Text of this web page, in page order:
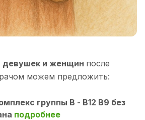
и женщин после
можем предложить:
группы В - B12 B9 без
подробнее